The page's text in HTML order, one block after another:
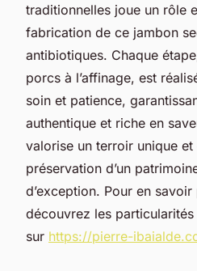
traditionnelles joue un rôle
fabrication de ce jambon
antibiotiques. Chaque
porcs à l’affinage, est
soin et patience,
authentique et riche en
valorise un terroir unique
préservation d’un
d’exception. Pour en
découvrez les
sur https://pierre-